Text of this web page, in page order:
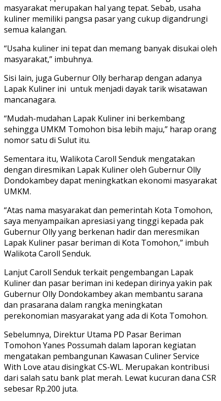
masyarakat merupakan hal yang tepat. Sebab, usaha
kuliner memiliki pangsa pasar yang cukup digandrungi
semua kalangan.
“Usaha kuliner ini tepat dan memang banyak disukai oleh
masyarakat,” imbuhnya.
Sisi lain, juga Gubernur Olly berharap dengan adanya
Lapak Kuliner ini untuk menjadi dayak tarik wisatawan
mancanagara.
“Mudah-mudahan Lapak Kuliner ini berkembang
sehingga UMKM Tomohon bisa lebih maju,” harap orang
nomor satu di Sulut itu.
Sementara itu, Walikota Caroll Senduk mengatakan
dengan diresmikan Lapak Kuliner oleh Gubernur Olly
Dondokambey dapat meningkatkan ekonomi masyarakat
UMKM.
“Atas nama masyarakat dan pemerintah Kota Tomohon,
saya menyampaikan apresiasi yang tinggi kepada pak
Gubernur Olly yang berkenan hadir dan meresmikan
Lapak Kuliner pasar beriman di Kota Tomohon,” imbuh
Walikota Caroll Senduk.
Lanjut Caroll Senduk terkait pengembangan Lapak
Kuliner dan pasar beriman ini kedepan dirinya yakin pak
Gubernur Olly Dondokambey akan membantu sarana
dan prasarana dalam rangka meningkatan
perekonomian masyarakat yang ada di Kota Tomohon.
Sebelumnya, Direktur Utama PD Pasar Beriman
Tomohon Yanes Possumah dalam laporan kegiatan
mengatakan pembangunan Kawasan Culiner Service
With Love atau disingkat CS-WL. Merupakan kontribusi
dari salah satu bank plat merah. Lewat kucuran dana CSR
sebesar Rp.200 juta.